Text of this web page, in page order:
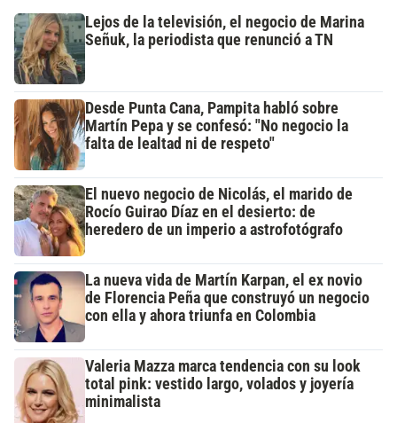
Lejos de la televisión, el negocio de Marina
Señuk, la periodista que renunció a TN
Desde Punta Cana, Pampita habló sobre
Martín Pepa y se confesó: "No negocio la
falta de lealtad ni de respeto"
El nuevo negocio de Nicolás, el marido de
Rocío Guirao Díaz en el desierto: de
heredero de un imperio a astrofotógrafo
La nueva vida de Martín Karpan, el ex novio
de Florencia Peña que construyó un negocio
con ella y ahora triunfa en Colombia
Valeria Mazza marca tendencia con su look
total pink: vestido largo, volados y joyería
minimalista